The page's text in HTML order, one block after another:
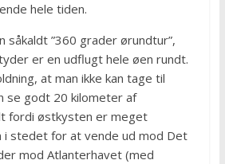
hele tiden.
såkaldt ”360 grader ørundtur”,
er en udflugt hele øen rundt.
at man ikke kan tage til
se godt 20 kilometer af
fordi østkysten er meget
i stedet for at vende ud mod Det
mod Atlanterhavet (med